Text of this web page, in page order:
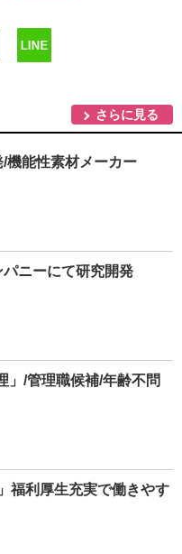
さらに見る
機能性素材メーカー
ニーにて研究開発
」/管理職候補/年齢不問
福利厚生充実で働きやす